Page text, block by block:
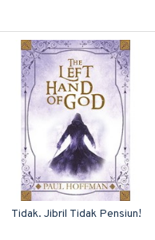
Tidak. Jibril Tidak Pensiun!